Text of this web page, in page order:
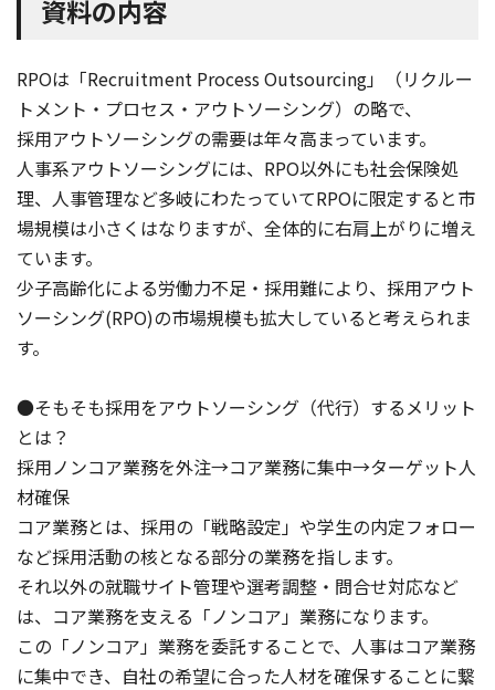
資料の内容
RPOは「Recruitment Process Outsourcing」（リクルー
トメント・プロセス・アウトソーシング）の略で、
採用アウトソーシングの需要は年々高まっています。
人事系アウトソーシングには、RPO以外にも社会保険処
理、人事管理など多岐にわたっていてRPOに限定すると市
場規模は小さくはなりますが、全体的に右肩上がりに増え
ています。
少子高齢化による労働力不足・採用難により、採用アウト
ソーシング(RPO)の市場規模も拡大していると考えられま
す。
●そもそも採用をアウトソーシング（代行）するメリット
とは？
採用ノンコア業務を外注→コア業務に集中→ターゲット人
材確保
コア業務とは、採用の「戦略設定」や学生の内定フォロー
など採用活動の核となる部分の業務を指します。
それ以外の就職サイト管理や選考調整・問合せ対応など
は、コア業務を支える「ノンコア」業務になります。
この「ノンコア」業務を委託することで、人事はコア業務
に集中でき、自社の希望に合った人材を確保することに繋